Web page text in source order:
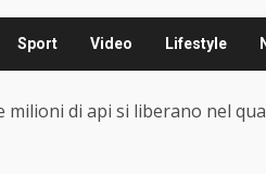
Sport Video Lifestyle
milioni di api si liberano nel